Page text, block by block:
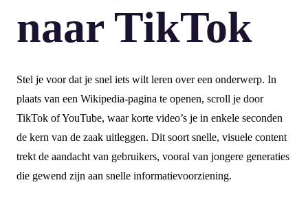
naar TikTok
Stel je voor dat je snel iets wilt leren over een onderwerp. In
plaats van een Wikipedia-pagina te openen, scroll je door
TikTok of YouTube, waar korte video’s je in enkele seconden
de kern van de zaak uitleggen. Dit soort snelle, visuele content
trekt de aandacht van gebruikers, vooral van jongere generaties
die gewend zijn aan snelle informatievoorziening.